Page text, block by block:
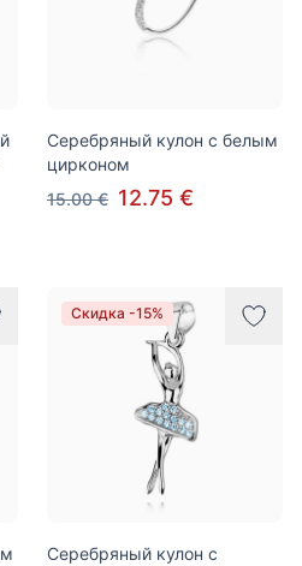
Серебряный кулон с белым
цирконом
15.00 € 12.75 €
Скидка -15%
Серебряный кулон с